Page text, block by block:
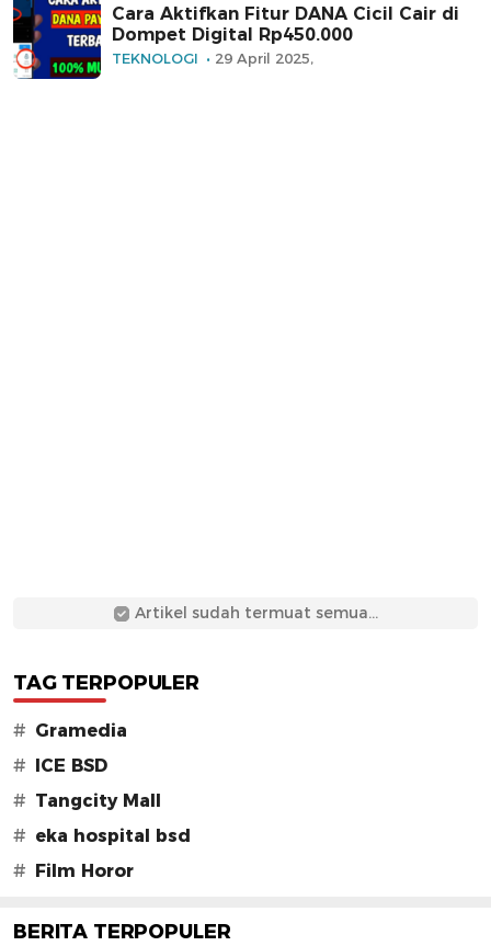
Cara Aktifkan Fitur DANA Cicil Cair di
Dompet Digital Rp450.000
TEKNOLOGI 29 April 2025,
Artikel sudah termuat semua...
TAG TERPOPULER
# Gramedia
#
ICE BSD
# Tangcity Mall
# eka hospital bsd
#
Film Horor
BERITA TERPOPULER